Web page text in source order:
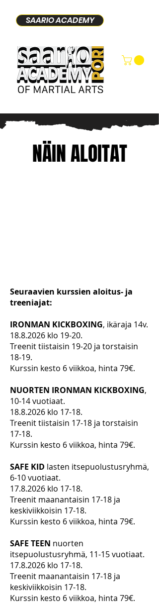
SAARIO ACADEMY
NÄIN ALOITAT
Seuraavien kurssien aloitus- ja
treeniajat:
IRONMAN KICKBOXING, ikäraja 14v.
18.8.2026 klo 19-20.
Treenit tiistaisin 19-20 ja torstaisin
18-19.
Kurssin kesto 6 viikkoa, hinta 79€.
NUORTEN IRONMAN KICKBOXING,
10-14 vuotiaat.
18.8.2026 klo 17-18.
Treenit tiistaisin 17-18 ja torstaisin
17-18.
Kurssin kesto 6 viikkoa, hinta 79€.
SAFE KID lasten itsepuolustusryhmä,
6-10 vuotiaat.
17.8.2026 klo 17-18.
Treenit maanantaisin 17-18 ja
keskiviikkoisin 17-18.
Kurssin kesto 6 viikkoa, hinta 79€.
SAFE TEEN nuorten
itsepuolustusryhmä, 11-15 vuotiaat.
17.8.2026 klo 17-18.
Treenit maanantaisin 17-18 ja
keskiviikkoisin 17-18.
Kurssin kesto 6 viikkoa, hinta 79€.